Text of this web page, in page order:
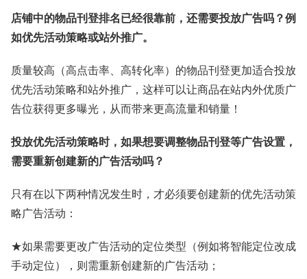
店铺中的物品刊登排名已经很靠前，还需要投放广告吗？例
如优先活动策略或站外推广。
质量较高（高点击率、高转化率）的物品刊登更加适合投放
优先活动策略和站外推广，这样可以让商品在站内外优质广
告位获得更多曝光，从而带来更高流量和销量！
投放优先活动策略时，如果想要调整物品刊登等广告设置，
需要重新创建新的广告活动吗？
只有在以下两种情况发生时，才必须要创建新的优先活动策
略广告活动：
★如果需要更改广告活动的定位类型（例如将智能定位改成
手动定位），则需重新创建新的广告活动；